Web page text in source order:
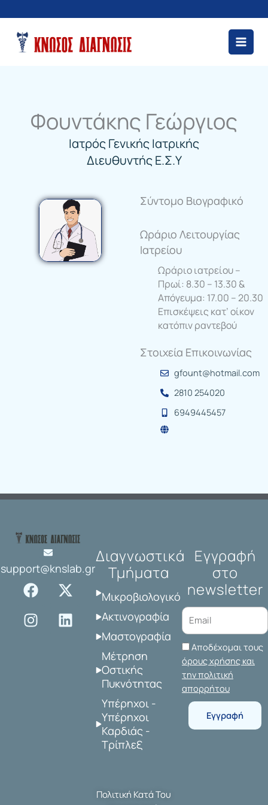
στο
περιεχόμενο
Φουντάκης Γεώργιος
Ιατρός Γενικής Ιατρικής
Διευθυντής Ε.Σ.Υ
Σύντομο Βιογραφικό
Ωράριο Λειτουργίας
Ιατρείου
Ωράριο ιατρείου –
Πρωί: 8.30 – 13.30 &
Απόγευμα: 17.00 – 20.30
Επισκέψεις κατ’ οίκον
κατόπιν ραντεβού
Στοιχεία Επικοινωνίας
gfount@hotmail.com
2810 254020
6949445457
support@knslab.gr
F
a
c
e
X
-
t
w
I
n
s
t
L
i
n
k
Διαγνωστικά
Τμήματα
Μικροβιολογικό
Ακτινογραφία
Μαστογραφία
Μέτρηση
Οστικής
Πυκνότητας
Υπέρηχοι -
Υπέρηχοι
Καρδιάς -
Τρίπλεξ
Εγγραφή
στο
newsletter
Αποδέχομαι τους
όρους χρήσης και
την πολιτική
απορρήτου
Εγγραφή
Πολιτική Κατά Του